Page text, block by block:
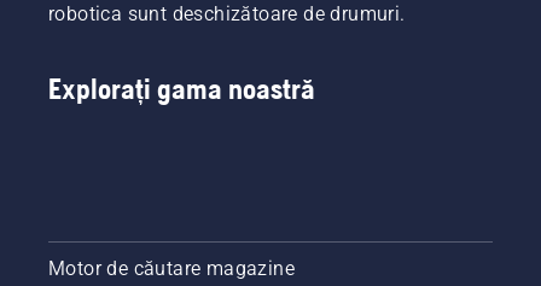
robotica sunt deschizătoare de drumuri.
Explorați gama noastră
Motor de căutare magazine